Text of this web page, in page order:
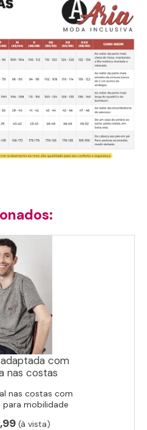
com
nas costas
nas costas com
para mobilidade
(à vista)